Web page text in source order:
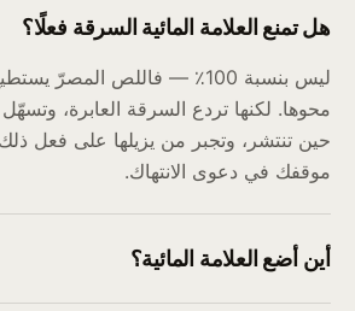
هل تمنع العلامة المائية السرقة فعلًا؟
ليس بنسبة 100٪ — فاللص المصرّ
محوها. لكنها تردع السرقة العابرة،
حين تنتشر، وتجبر من يزيلها على فعل
موقفك في دعوى الانتهاك.
أين أضع العلامة المائية؟